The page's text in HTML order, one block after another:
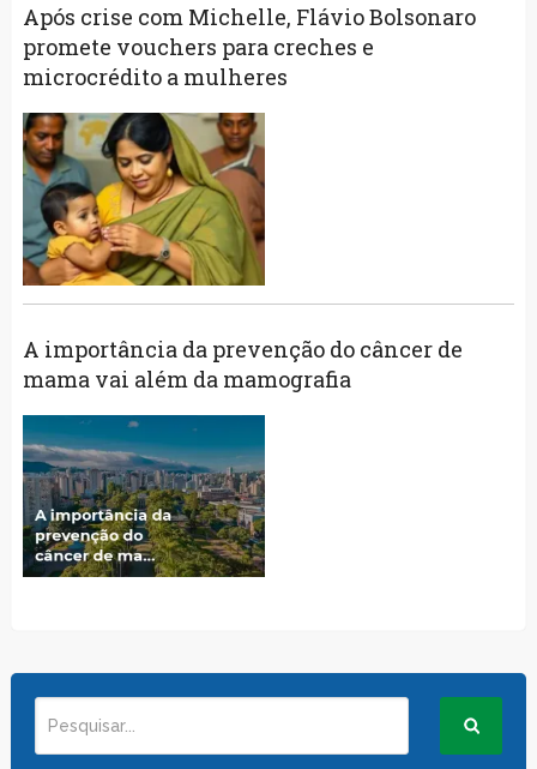
Após crise com Michelle, Flávio Bolsonaro
promete vouchers para creches e
microcrédito a mulheres
A importância da prevenção do câncer de
mama vai além da mamografia